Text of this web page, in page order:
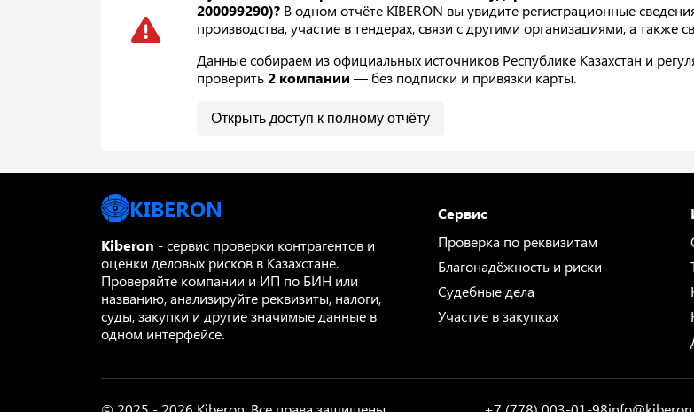
200099290)? В одном отчёте KIBERON вы увидите регистрационные
производства, участие в тендерах, связи с другими организациями, а также
Данные собираем из официальных источников Республике Казахстан и
проверить2 компании — без подписки и привязки карты.
Открыть доступ к полному отчёту
KIBERON
Kiberon - сервис проверки контрагентов и
оценки деловых рисков в Казахстане.
Проверяйте компании и ИП по БИН или
названию, анализируйте реквизиты, налоги,
суды, закупки и другие значимые данные в
одном интерфейсе.
Сервис
Проверка по реквизитам
Благонадёжность и риски
Судебные дела
Участие в закупках